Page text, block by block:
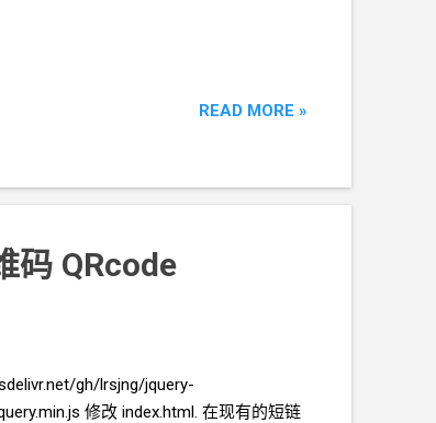
READ MORE »
码 QRcode
gh/lrsjng/jquery-
修改 index.html. 在现有的短链